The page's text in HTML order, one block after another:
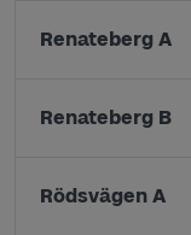
Renateberg A
Renateberg B
Rödsvägen A